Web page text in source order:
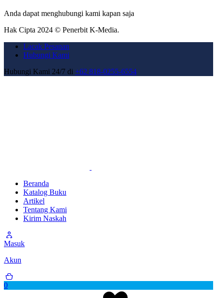
Anda dapat menghubungi kami kapan saja
Hak Cipta 2024 © Penerbit K-Media.
Lacak Pesanan
Hubungi Kami
Hubungi Kami 24/7 di +62 818-0255-6554
Beranda
Katalog Buku
Artikel
Tentang Kami
Kirim Naskah
Masuk
Akun
0